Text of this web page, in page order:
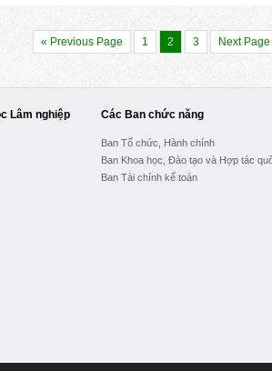
« Previous Page 1 2 3 Next
Lâm nghiệp
Các Ban chức năng
Ban Tổ chức, Hành chính
Ban Khoa học, Đào tạo và Hợp tác
Ban Tài chính kế toán